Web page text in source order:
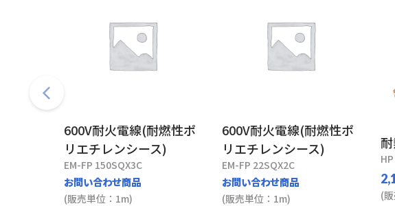
600V耐火電線(耐燃性ポ
リエチレンシース)
EM-FP 150SQX3C
お問い合わせ商品
(販売単位：1m)
600V耐火電線(耐燃性ポ
リエチレンシース)
EM-FP 22SQX2C
お問い合わせ商品
(販売単位：1m) (